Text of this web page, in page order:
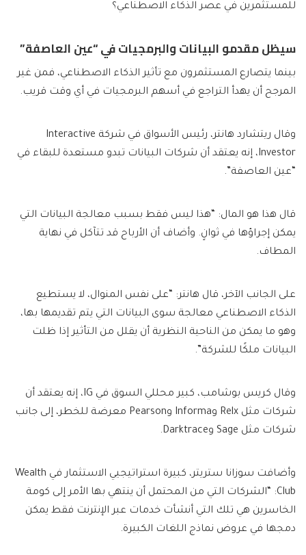
للمستثمرين في عصر الذكاء الاصطناعي؟
سيظل مقدمو البيانات والبرمجيات في “عين العاصفة”
بينما يتصارع المستثمرون مع تأثير الذكاء الاصطناعي، فمن غير
المرجح أن يهدأ التراجع في أسهم البرمجيات في أي وقت قريب.
وقال ريتشارد هانتر، رئيس الأسواق في شركة Interactive
Investor، إنه يعتقد أن شركات البيانات تبدو مستعدة للبقاء في
“عين العاصفة”.
قال هذا هو المال: “هذا ليس فقط بسبب معالجة البيانات التي
يمكن إجراؤها في ثوانٍ. وأضاف أن الأرباح قد تتآكل في نهاية
المطاف.
على الجانب الآخر، قال هانتر: “على نفس المنوال، لا يستطيع
الذكاء الاصطناعي معالجة سوى البيانات التي يتم تقديمها بها،
وهو ما يمكن من الناحية النظرية أن يقلل من التأثير إذا ظلت
البيانات ملكًا للشركة”.
وقال كريس بوشامب، كبير محللي السوق في IG، إنه يعتقد أن
شركات مثل Relx وInforma وPearson معرضة للخطر، إلى جانب
شركات مثل Sage وDarktrace.
وأضافت سوزانا ستريتر، كبيرة استراتيجيي الاستثمار في Wealth
Club: “الشركات التي من المحتمل أن ينتهي بها الأمر إلى كومة
الخاسرين هي تلك التي أنشأت خدمات عبر الإنترنت فقط يمكن
دمجها في عروض نماذج اللغات الكبيرة.